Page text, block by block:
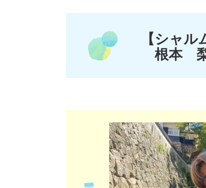
【シャ
根本 梨